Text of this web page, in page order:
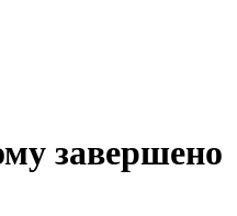
завершено